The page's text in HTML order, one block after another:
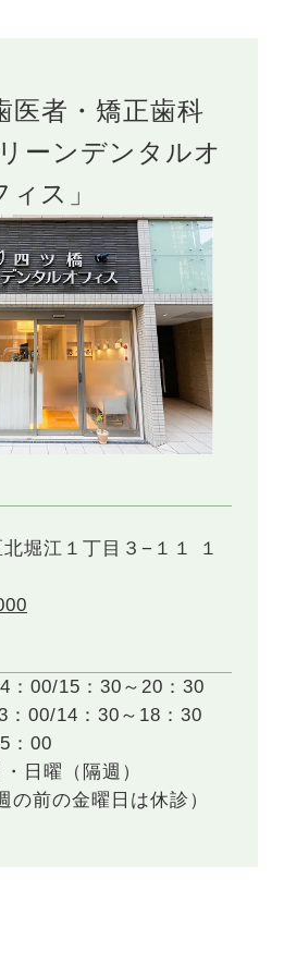
医者・矯正歯科
ーンデンタルオ
ィス」
堀江１丁目３−１１ １
：00/15：30～20：30
：00/14：30～18：30
：00
日曜（隔週）
の前の金曜日は休診）